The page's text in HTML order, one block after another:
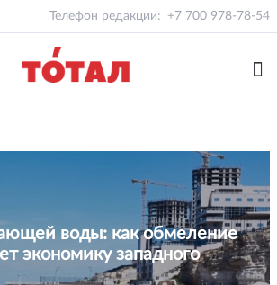
Телефон редакции: +7 700 978-78-54
воды: как обмеление
экономику западного